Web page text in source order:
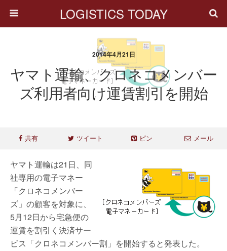
LOGISTICS TODAY
2014年4月21日
ヤマト運輸、クロネコメンバー
ズ利用者向け運賃割引を開始
共有 ツイート ピン メール
ヤマト運輸は21日、同
社専用の電子マネー
「クロネコメンバー
ズ」の顧客を対象に、
5月12日から宅急便の
運賃を割引く決済サー
ビス「クロネコメンバー割」を開始すると発表した。